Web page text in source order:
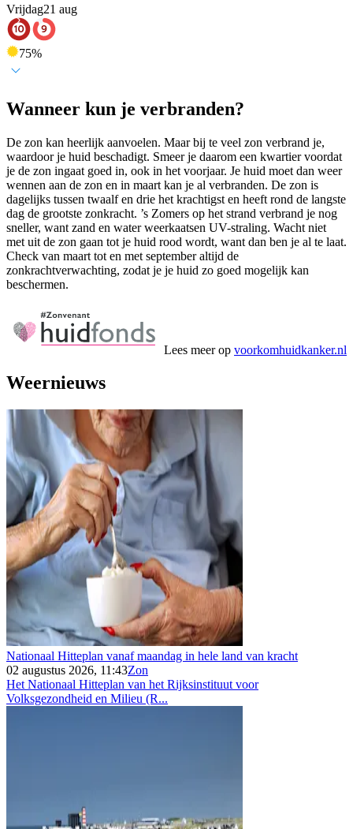
Vrijdag21 aug
75%
Wanneer kun je verbranden?
De zon kan heerlijk aanvoelen. Maar bij te veel zon verbrand je,
waardoor je huid beschadigt. Smeer je daarom een kwartier voordat
je de zon ingaat goed in, ook in het voorjaar. Je huid moet dan weer
wennen aan de zon en in maart kan je al verbranden. De zon is
dagelijks tussen twaalf en drie het krachtigst en heeft rond de langste
dag de grootste zonkracht. ’s Zomers op het strand verbrand je nog
sneller, want zand en water weerkaatsen UV-straling. Wacht niet
met uit de zon gaan tot je huid rood wordt, want dan ben je al te laat.
Check van maart tot en met september altijd de
zonkrachtverwachting, zodat je je huid zo goed mogelijk kan
beschermen.
Lees meer op voorkomhuidkanker.nl
Weernieuws
Nationaal Hitteplan vanaf maandag in hele land van kracht
02 augustus 2026, 11:43Zon
Het Nationaal Hitteplan van het Rijksinstituut voor
Volksgezondheid en Milieu (R...